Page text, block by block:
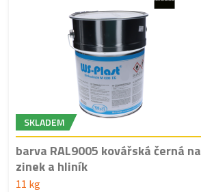
SKLADEM
barva RAL9005 kovářská černá na
zinek a hliník
11 kg